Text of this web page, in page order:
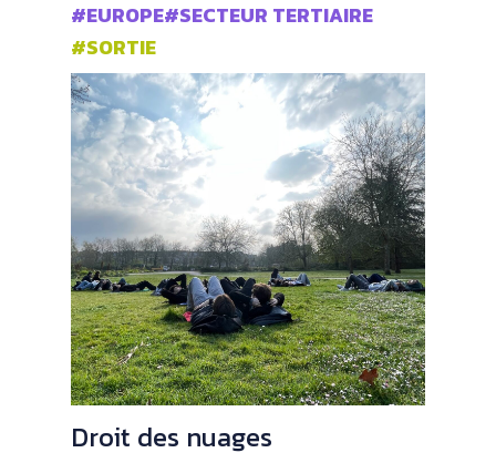
#EUROPE#SECTEUR TERTIAIRE
#SORTIE
Droit des nuages